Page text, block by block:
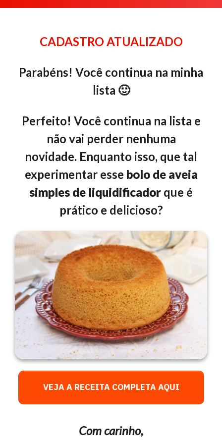
CADASTRO ATUALIZADO
Parabéns! Você continua na minha
lista 🙂
Perfeito! Você continua na lista e
não vai perder nenhuma
novidade. Enquanto isso, que tal
experimentar esse bolo de aveia
simples de liquidificador que é
prático e delicioso?
VEJA A RECEITA COMPLETA AQUI
Com carinho,